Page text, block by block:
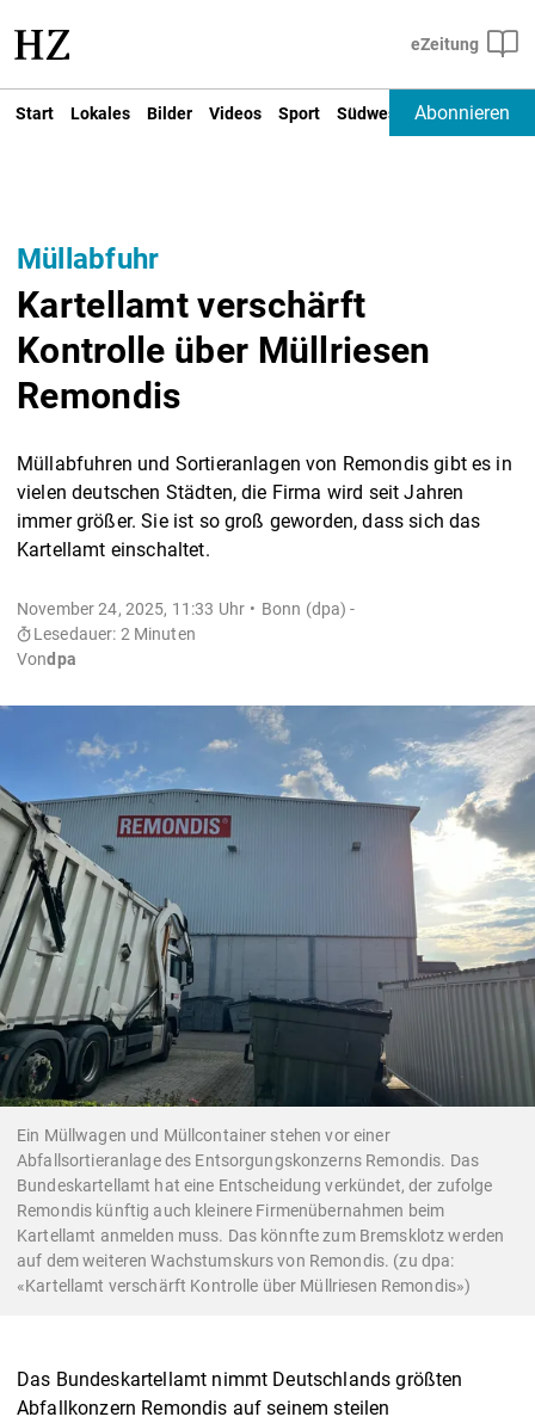
Start Lokales Bilder Videos Sport Südwest Deutschland
Abonnieren
Müllabfuhr
Kartellamt verschärft
Kontrolle über Müllriesen
Remondis
Müllabfuhren und Sortieranlagen von Remondis gibt es in
vielen deutschen Städten, die Firma wird seit Jahren
immer größer. Sie ist so groß geworden, dass sich das
Kartellamt einschaltet.
November 24, 2025, 11:33 Uhr
Bonn (dpa) -
Lesedauer: 2 Minuten
Vondpa
Ein Müllwagen und Müllcontainer stehen vor einer
Abfallsortieranlage des Entsorgungskonzerns Remondis. Das
Bundeskartellamt hat eine Entscheidung verkündet, der zufolge
Remondis künftig auch kleinere Firmenübernahmen beim
Kartellamt anmelden muss. Das könnfte zum Bremsklotz werden
auf dem weiteren Wachstumskurs von Remondis. (zu dpa:
«Kartellamt verschärft Kontrolle über Müllriesen Remondis»)
Das Bundeskartellamt nimmt Deutschlands größten
Abfallkonzern Remondis auf seinem steilen